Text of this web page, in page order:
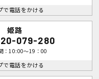
で電話をかける
姫路
079-280
：10:00～19：00
で電話をかける